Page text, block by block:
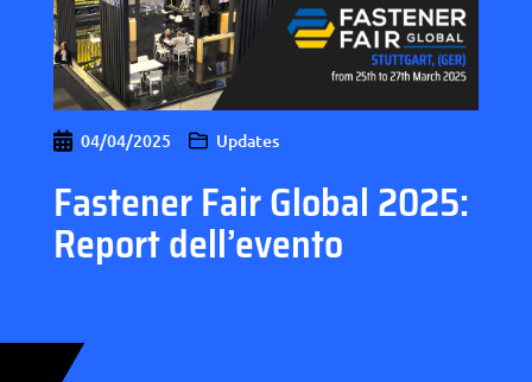
04/04/2025 Updates
Fastener Fair Global 2025:
Report dell’evento